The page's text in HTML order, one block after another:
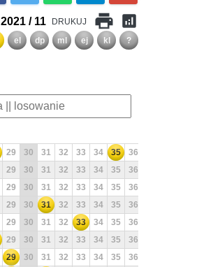
2021 / 11 DRUKUJ print analytics
el dp ml ej kl ?
29 30 31 32 33 34 35 36
29 30 31 32 33 34 35 36
29 30 31 32 33 34 35 36
29 30 31 32 33 34 35 36
29 30 31 32 33 34 35 36
29 30 31 32 33 34 35 36
29 30 31 32 33 34 35 36